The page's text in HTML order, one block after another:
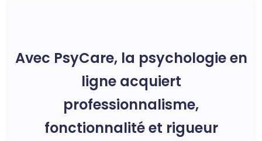
Avec PsyCare, la psychologie en
ligne acquiert
professionnalisme,
fonctionnalité et rigueur